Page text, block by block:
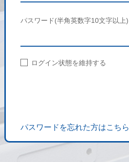
パスワード(半角英数字10文字以上)
ログイン状態を維持する
パスワードを忘れた方はこちら